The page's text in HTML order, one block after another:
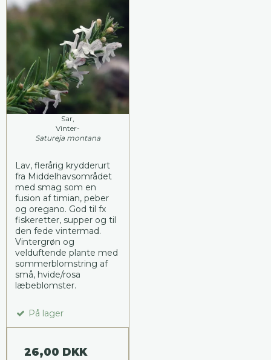
Sar,
Vinter-
Satureja montana
Lav, flerårig krydderurt
fra Middelhavsområdet
med smag som en
fusion af timian, peber
og oregano. God til fx
fiskeretter, supper og til
den fede vintermad.
Vintergrøn og
velduftende plante med
sommerblomstring af
små, hvide/rosa
læbeblomster.
På lager
26,00 DKK